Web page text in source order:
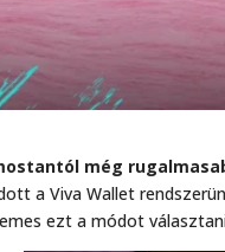
még
a Viva Wallet
ezt a módot